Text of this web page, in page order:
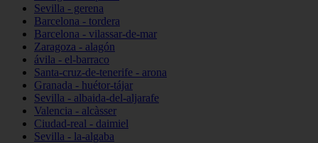
Sevilla - gerena
Barcelona - tordera
Barcelona - vilassar-de-mar
Zaragoza - alagón
ávila - el-barraco
Santa-cruz-de-tenerife - arona
Granada - huétor-tájar
Sevilla - albaida-del-aljarafe
Valencia - alcàsser
Ciudad-real - daimiel
Sevilla - la-algaba